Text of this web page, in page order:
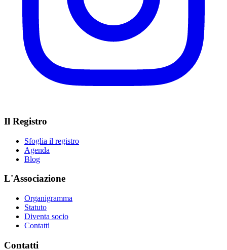
Il Registro
Sfoglia il registro
Agenda
Blog
L'Associazione
Organigramma
Statuto
Diventa socio
Contatti
Contatti